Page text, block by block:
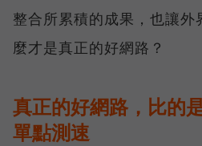
整合所累積的成果，也讓外
麼才是真正的好網路？
真正的好網路，比的
單點測速